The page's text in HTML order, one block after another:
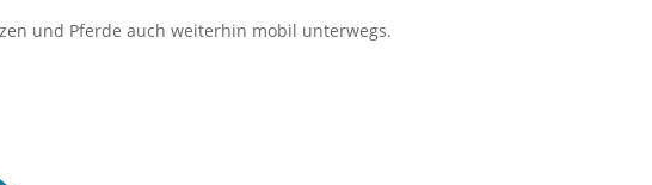
und Pferde auch weiterhin mobil unterwegs.